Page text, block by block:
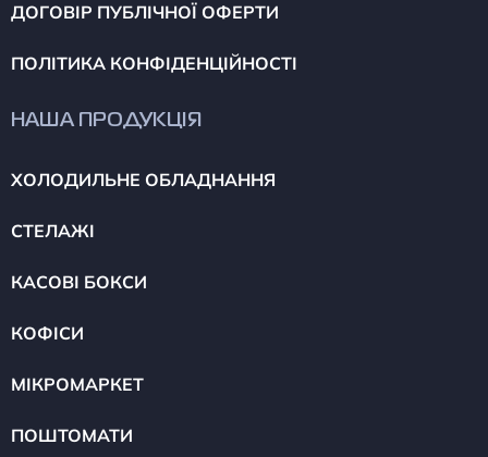
ДОГОВІР ПУБЛІЧНОЇ ОФЕРТИ
ПОЛІТИКА КОНФІДЕНЦІЙНОСТІ
НАША ПРОДУКЦІЯ
ХОЛОДИЛЬНЕ ОБЛАДНАННЯ
СТЕЛАЖІ
КАСОВІ БОКСИ
КОФІСИ
МІКРОМАРКЕТ
ПОШТОМАТИ